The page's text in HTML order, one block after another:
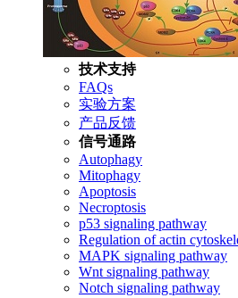
技术支持
FAQs
实验方案
产品反馈
信号通路
Autophagy
Mitophagy
Apoptosis
Necroptosis
p53 signaling pathway
Regulation of actin
MAPK signaling pathway
Wnt signaling pathway
Notch signaling pathway